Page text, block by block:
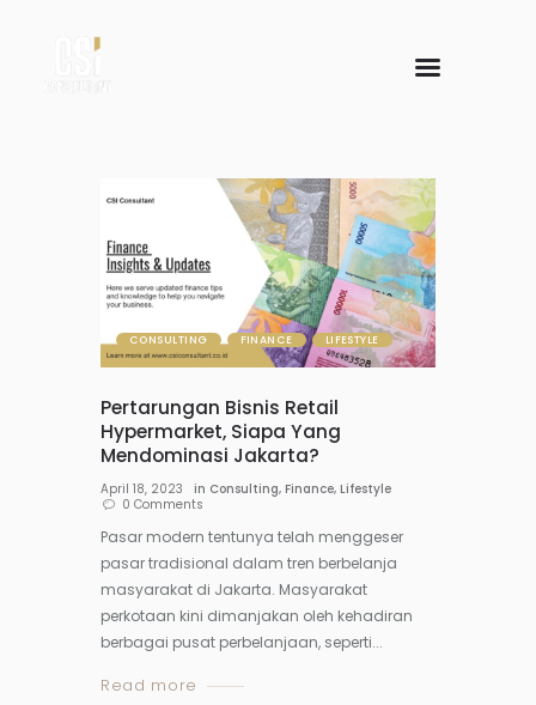
CONSULTING FINANCE LIFESTYLE
Pertarungan Bisnis Retail
Hypermarket, Siapa Yang
Mendominasi Jakarta?
April 18, 2023 in Consulting, Finance, Lifestyle
0 Comments
Pasar modern tentunya telah menggeser
pasar tradisional dalam tren berbelanja
masyarakat di Jakarta. Masyarakat
perkotaan kini dimanjakan oleh kehadiran
berbagai pusat perbelanjaan, seperti...
Read more